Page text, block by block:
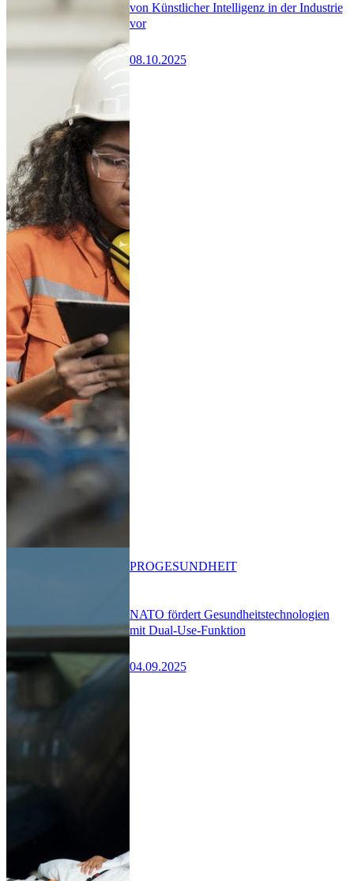
von Künstlicher Intelligenz in der Industrie
vor
08.10.2025
NATO fördert Gesundheitstechnologien
mit Dual-Use-Funktion
04.09.2025
PROGESUNDHEIT